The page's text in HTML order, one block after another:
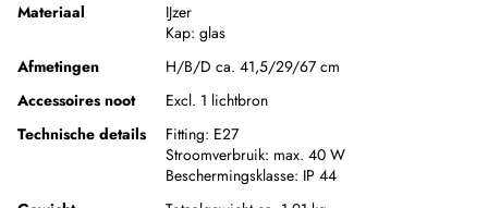
Materiaal
IJzer
Kap: glas
Afmetingen
H/B/D ca. 41,5/29/67 cm
Accessoires noot
Excl. 1 lichtbron
Technische details
Fitting: E27
Stroomverbruik: max. 40 W
Beschermingsklasse: IP 44